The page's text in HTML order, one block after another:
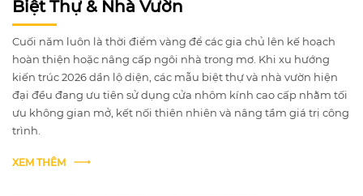
Biệt Thự & Nhà Vườn
Cuối năm luôn là thời điểm vàng để các gia chủ lên kế hoạch
hoàn thiện hoặc nâng cấp ngôi nhà trong mơ. Khi xu hướng
kiến trúc 2026 dần lộ diện, các mẫu biệt thự và nhà vườn hiện
đại đều đang ưu tiên sử dụng cửa nhôm kính cao cấp nhằm tối
ưu không gian mở, kết nối thiên nhiên và nâng tầm giá trị công
trình.
XEM THÊM